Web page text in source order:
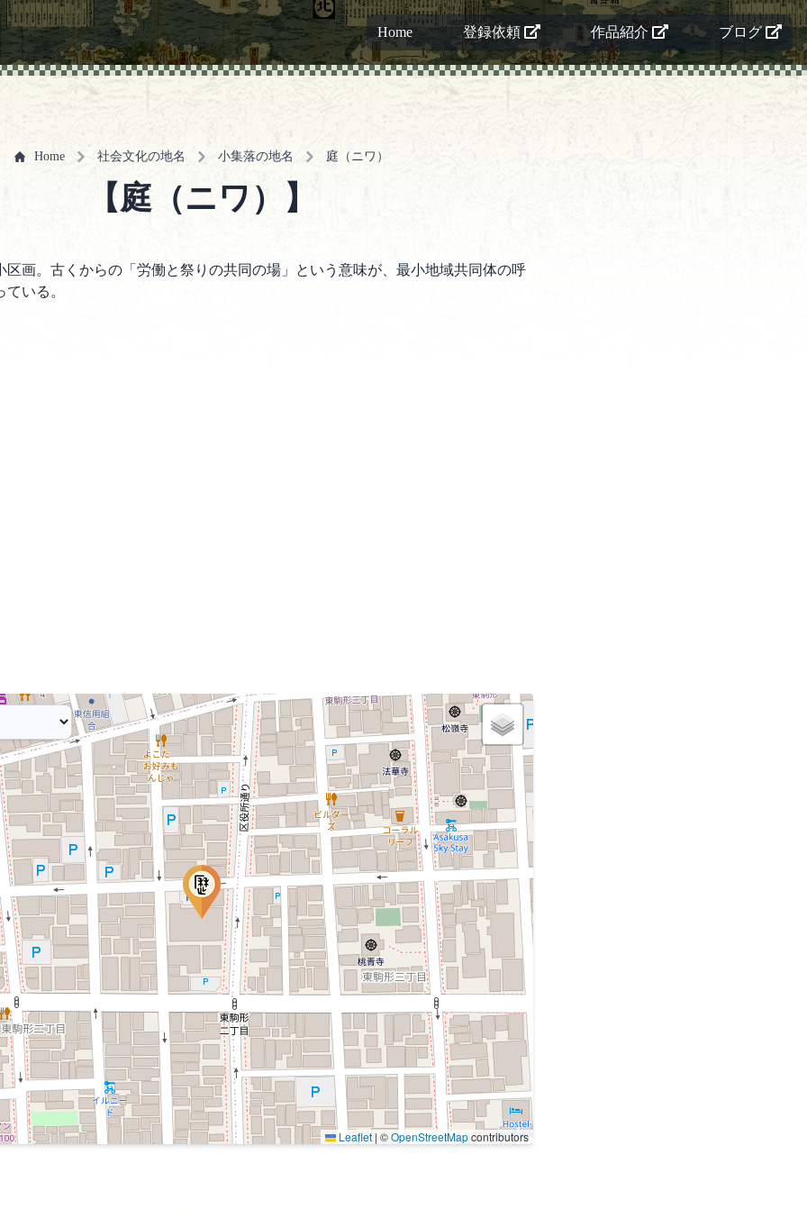
Home 登録依頼 作品紹介 ブログ
Home 社会文化の地名 小集落の地名 庭（ニワ）
【庭（ニワ）】
区画。古くからの「労働と祭りの共同の場」という意味が、最小地域共同体の呼
いる。
Leaflet | ©OpenStreetMapcontributors